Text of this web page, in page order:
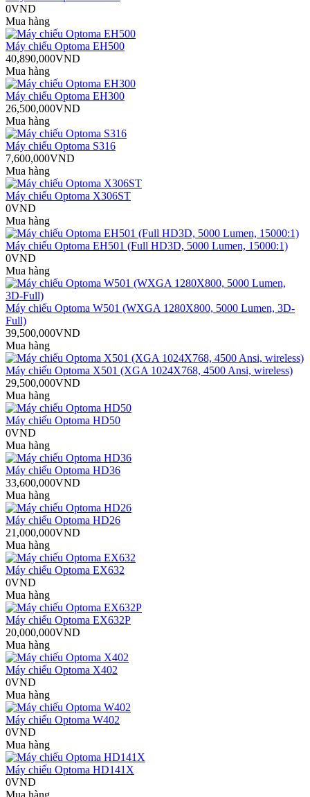
0VND
Mua hàng
Máy chiếu Optoma EH500
40,890,000VND
Mua hàng
Máy chiếu Optoma EH300
26,500,000VND
Mua hàng
Máy chiếu Optoma S316
7,600,000VND
Mua hàng
Máy chiếu Optoma X306ST
0VND
Mua hàng
Máy chiếu Optoma EH501 (Full HD3D, 5000 Lumen, 15000:1)
0VND
Mua hàng
Máy chiếu Optoma W501 (WXGA 1280X800, 5000 Lumen, 3D-
Full)
39,500,000VND
Mua hàng
Máy chiếu Optoma X501 (XGA 1024X768, 4500 Ansi, wireless)
29,500,000VND
Mua hàng
Máy chiếu Optoma HD50
0VND
Mua hàng
Máy chiếu Optoma HD36
33,600,000VND
Mua hàng
Máy chiếu Optoma HD26
21,000,000VND
Mua hàng
Máy chiếu Optoma EX632
0VND
Mua hàng
Máy chiếu Optoma EX632P
20,000,000VND
Mua hàng
Máy chiếu Optoma X402
0VND
Mua hàng
Máy chiếu Optoma W402
0VND
Mua hàng
Máy chiếu Optoma HD141X
0VND
Mua hàng